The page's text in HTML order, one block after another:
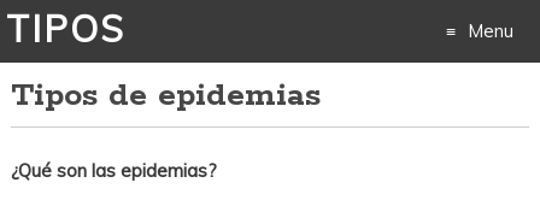
TIPOS Menu
Tipos de epidemias
¿Qué son las epidemias?